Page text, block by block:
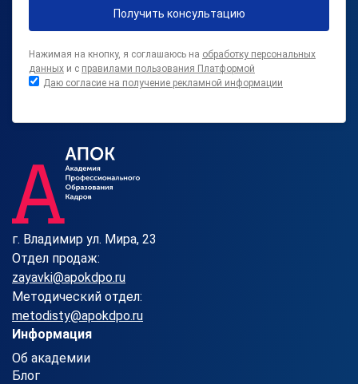
Получить консультацию
Нажимая на кнопку, я соглашаюсь на обработку персональных
данных и с правилами пользования Платформой
Даю согласие на получение рекламной информации
г. Владимир ул. Мира, 23
Отдел продаж:
zayavki@apokdpo.ru
Методический отдел:
metodisty@apokdpo.ru
Информация
Об академии
Блог